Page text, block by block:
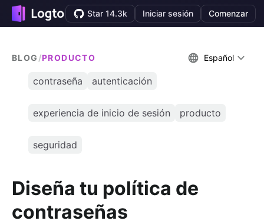
Star 14.3k Iniciar sesión Comenzar
BLOG /PRODUCTO Español
contraseña autenticación
experiencia de inicio de sesión producto
seguridad
Diseña tu política de
contraseñas